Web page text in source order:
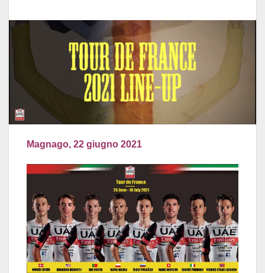
Magnago, 22 giugno 2021